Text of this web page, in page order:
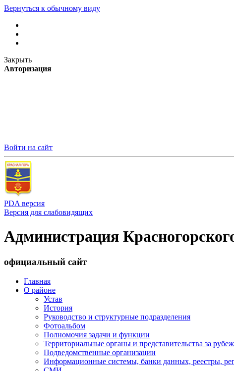
Вернуться к обычному виду
Закрыть
Авторизация
Войти на сайт
PDA версия
Версия для слабовидящих
Администрация
официальный сайт
Главная
О районе
Устав
История
Руководство и структурные подразделения
Фотоальбом
Полномочия задачи и функции
Территориальные органы и представительства за
Подведомственные организации
Информационные системы, банки данных, реестры,